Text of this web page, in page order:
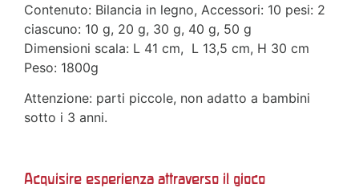
Contenuto: Bilancia in legno, Accessori: 10 pesi: 2
ciascuno: 10 g, 20 g, 30 g, 40 g, 50 g
Dimensioni scala: L 41 cm, L 13,5 cm, H 30 cm
Peso: 1800g
Attenzione: parti piccole, non adatto a bambini
sotto i 3 anni.
Acquisire esperienza attraverso il gioco